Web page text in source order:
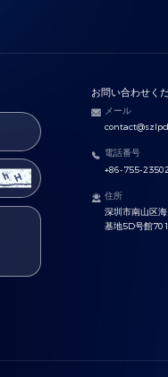
お問い合わせく
メール
電話番号
+86-755-
住所
深圳市南山区
基地5D号館701